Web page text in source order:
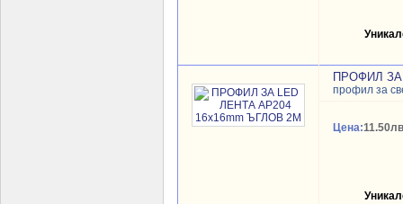
ПРОФИЛ ЗА
профил за
Цена: